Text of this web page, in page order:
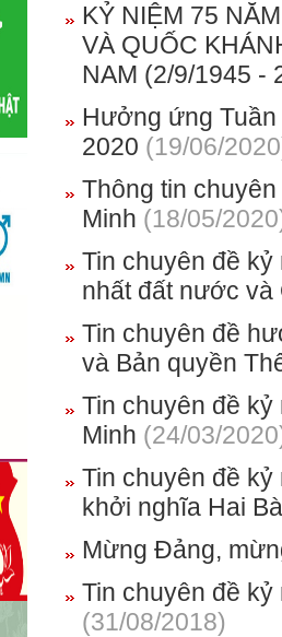
KỶ NIỆM 75
VÀ QUỐC
NAM (2/9/1945 -
Hưởng ứng
2020 (19/06/
Thông tin
Minh (18/05/
Tin chuyên đề kỷ
nhất đất nước và
Tin chuyên đề
và Bản quyền
Tin chuyên đề
Minh (24/03/
Tin chuyên đề kỷ
khởi nghĩa Hai
Mừng Đảng,
Tin chuyên đề
(31/08/2018)